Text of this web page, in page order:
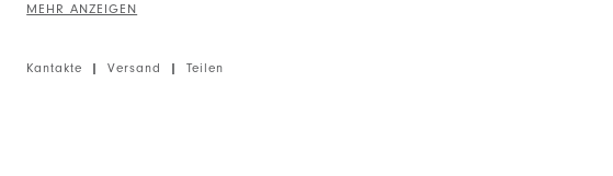
Rundhalsausschnitt. Ärmel mit Klappe und fünf kleinen Knöpfen.
Kantakte | Versand | Teilen